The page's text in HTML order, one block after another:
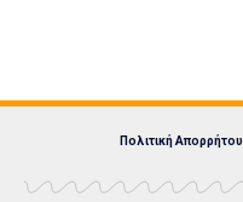
Πολιτική Απορρήτου